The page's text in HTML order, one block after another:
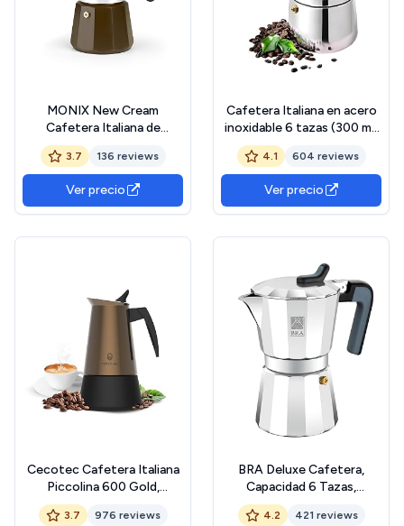
MONIX New Cream
Cafetera Italiana de
Aluminio, Capacidad 6
Tazas, Apta para Todo Tipo
de cocinas incluida
inducción
3.7 136 reviews
Ver precio
Cafetera Italiana en acero
inoxidable 6 tazas (300 ml)
Cafetera Italiana inducción
para espresso. Compatible
con gas, vitrocerámica e
inducción. Uso doméstico y
oficina. Cafetera Moka.
4.1 604 reviews
Ver precio
Cecotec Cafetera Italiana
Piccolina 600 Gold,
Capacidad 300 ml para 6
tazas, Diseño elegante en
3.7 976 reviews
BRA Deluxe Cafetera,
Capacidad 6 Tazas,
Aluminio, Negro, Acero
Inoxidable
4.2 421 reviews